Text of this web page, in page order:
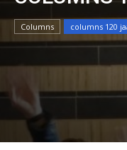
Columns columns 120